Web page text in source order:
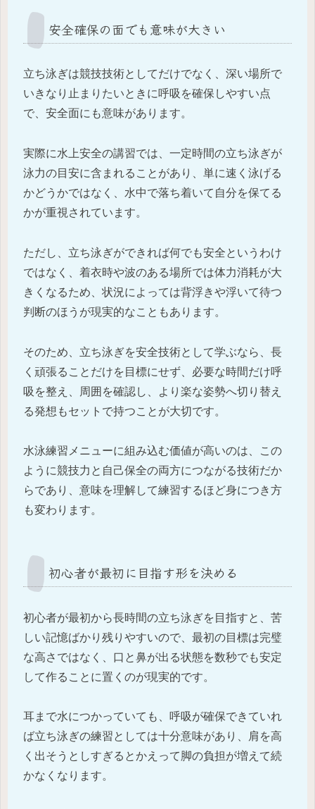
安全確保の面でも意味が大きい
立ち泳ぎは競技技術としてだけでなく、深い場所で
いきなり止まりたいときに呼吸を確保しやすい点
で、安全面にも意味があります。
実際に水上安全の講習では、一定時間の立ち泳ぎが
泳力の目安に含まれることがあり、単に速く泳げる
かどうかではなく、水中で落ち着いて自分を保てる
かが重視されています。
ただし、立ち泳ぎができれば何でも安全というわけ
ではなく、着衣時や波のある場所では体力消耗が大
きくなるため、状況によっては背浮きや浮いて待つ
判断のほうが現実的なこともあります。
そのため、立ち泳ぎを安全技術として学ぶなら、長
く頑張ることだけを目標にせず、必要な時間だけ呼
吸を整え、周囲を確認し、より楽な姿勢へ切り替え
る発想もセットで持つことが大切です。
水泳練習メニューに組み込む価値が高いのは、この
ように競技力と自己保全の両方につながる技術だか
らであり、意味を理解して練習するほど身につき方
も変わります。
初心者が最初に目指す形を決める
初心者が最初から長時間の立ち泳ぎを目指すと、苦
しい記憶ばかり残りやすいので、最初の目標は完璧
な高さではなく、口と鼻が出る状態を数秒でも安定
して作ることに置くのが現実的です。
耳まで水につかっていても、呼吸が確保できていれ
ば立ち泳ぎの練習としては十分意味があり、肩を高
く出そうとしすぎるとかえって脚の負担が増えて続
かなくなります。